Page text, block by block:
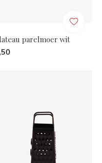
parelmoer wit